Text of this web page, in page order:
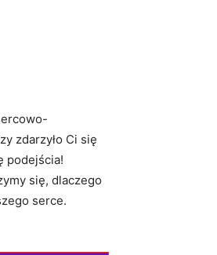
‌zdarzyło⁣ Ci się⁢
podejścia!
się, dlaczego
serce.‌